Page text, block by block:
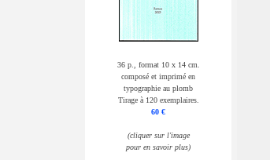
36 p., format 10 x 14 cm.
composé et imprimé en
typographie au plomb
Tirage à 120 exemplaires.
60 €
(cliquer sur l'image
pour en savoir plus)